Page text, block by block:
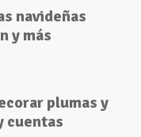
navideñas
y más
plumas y
cuentas